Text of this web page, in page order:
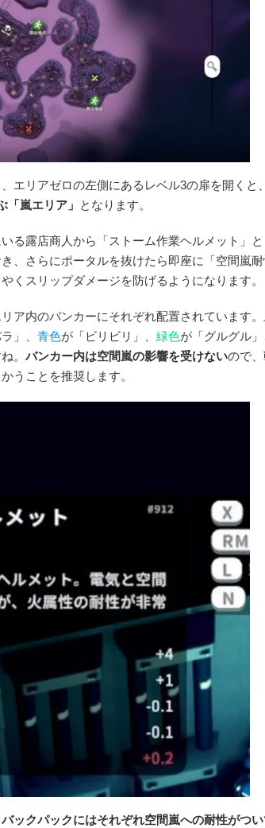
エリアゼロの左側にあるレベル3の扉を開くと
嵐エリア」 となります。
る露店商人から「ストーム作業ヘルメット」と
、さらにポータルを抜けたら即座に「空間嵐耐
くスリップダメージを防げるようになります。
ア内のバンカーにそれぞれ配置されています。
」、 青色が「ビリビリ」、 緑色が「グルグル」
。 バンカー内は空間嵐の影響を受けないので
うことを推奨します。
ックパックにはそれぞれ空間嵐への耐性がつい